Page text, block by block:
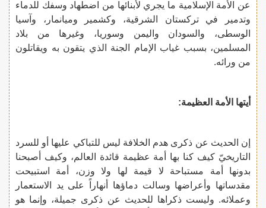
عن الأمة الإسلامية ما يجري لأبنائها من اضطهاد وسفك للدماء
وتدمير في تركستان الشرقية، وكشمير وميانمار، وآسيا
الوسطى، والسودان واليمن وسوريا، وغيرها من بلاد
المسلمين، بسبب غياب الإمام الجنة الذي يتقون به ويقاتلون
من ورائه.
أيتها الأمة العظيمة:
إن الحديث عن ذكرى هدم الخلافة ليس للتباكي عليها أو للسرد
التاريخيّ كيف كنا بها أمة عظيمة قائدة العالم، وكيف أصبحنا
بدونها أمة مستباحة لا قيمة لها ولا وزن، أمة استبيحت
مقدساتها وأعراضها وسالت دماؤها أنهاراً على يد الاستعمار
وعملائه. وليست ذكراها للحديث عن ذكرى جميلة، وإنما هو